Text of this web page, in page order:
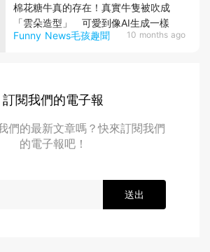
Funny News毛孩趣聞 10 months ago
棉花糖牛真的存在！真實牛隻被吹成
「雲朵造型」 可愛到像AI生成一樣
訂閱我們的電子報
們的最新文章嗎？快來訂閱我們
的電子報吧！
送出